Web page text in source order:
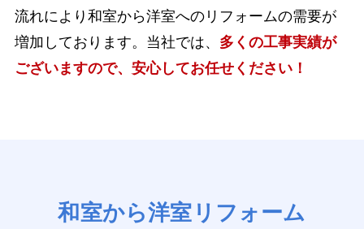
流れにより和室から洋室へのリフォームの需要が
増加しております。当社では、 多くの工事実績が
ございますので、安心してお任せください！
和室から洋室リフォーム